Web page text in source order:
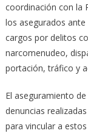
coordinación con la
los asegurados
cargos por delitos
narcomenudeo,
portación, tráfico y
El aseguramiento
denuncias
para vincular a